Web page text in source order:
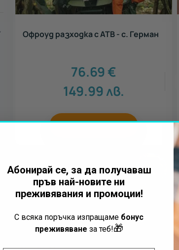
Офроуд разходка с АТВ - с. Герман
76.69€
149.99лв.
КУПИ
Абонирай се, за да получаваш
пръв най-новите ни
преживявания и промоции!
С всяка поръчка изпращаме бонус
преживяване за теб!🎁